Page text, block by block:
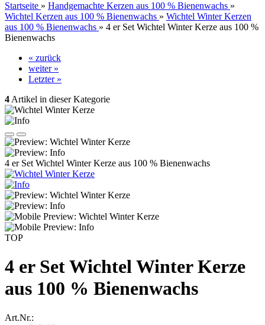
Startseite » Handgemachte Kerzen aus 100 % Bienenwachs »
Wichtel Kerzen aus 100 % Bienenwachs » Wichtel Winter Kerzen
aus 100 % Bienenwachs » 4 er Set Wichtel Winter Kerze aus 100 %
Bienenwachs
« zurück
weiter »
Letzter »
4 Artikel in dieser Kategorie
4 er Set Wichtel Winter Kerze aus 100 % Bienenwachs
TOP
4 er Set Wichtel Winter Kerze
aus 100 % Bienenwachs
Art.Nr.: